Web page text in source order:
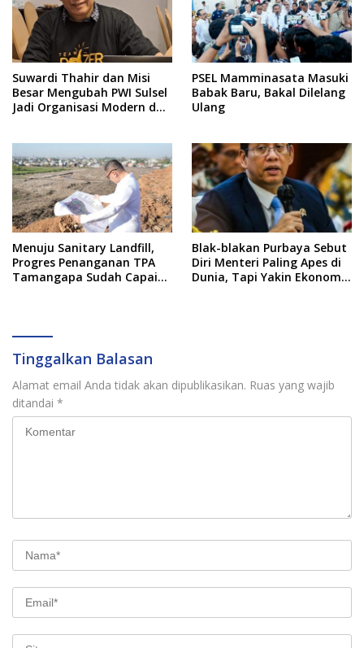
Suwardi Thahir dan Misi
Besar Mengubah PWI Sulsel
Jadi Organisasi Modern dan
PSEL Mamminasata Masuki
Babak Baru, Bakal Dilelang
Ulang
Menuju Sanitary Landfill,
Progres Penanganan TPA
Tamangapa Sudah Capai
Blak-blakan Purbaya Sebut
Diri Menteri Paling Apes di
Dunia, Tapi Yakin Ekonomi
Tinggalkan Balasan
Alamat email Anda tidak akan dipublikasikan. Ruas yang wajib
ditandai *